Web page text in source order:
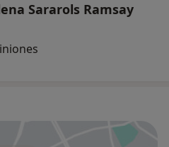
Sararols Ramsay